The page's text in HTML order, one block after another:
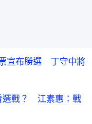
宣布勝選 丁守中將
選戰？ 江素惠：戰